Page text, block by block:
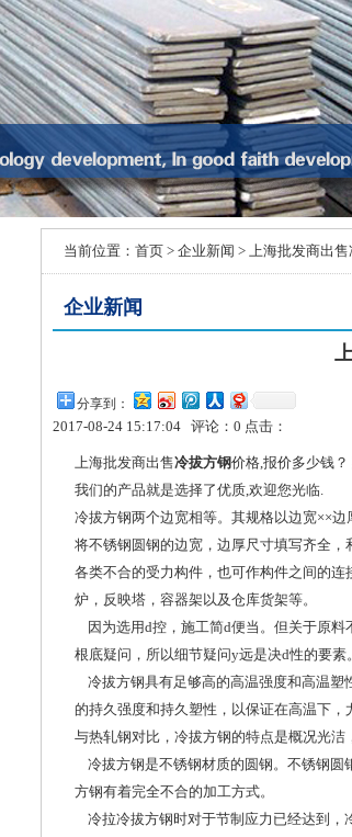
当前位置： 首页 > 企业新闻 > 上海批发商出
企业新闻
分享到：
2017-08-24 15:17:04 评论： 0 点击：
上海批发商出售冷拔方钢价格,报价多少钱
我们的产品就是选择了优质,欢迎您光临.
冷拔方钢两个边宽相等。其规格以边宽××
将不锈钢圆钢的边宽，边厚尺寸填写齐全
各类不合的受力构件，也可作构件之间的
炉，反映塔，容器架以及仓库货架等。
因为选用d控，施工简d便当。但关于原料
根底疑问，所以细节疑问y远是决d性的要
冷拔方钢具有足够高的高温强度和高温塑
的持久强度和持久塑性，以保证在高温下
与热轧钢对比，冷拔方钢的特点是概况光洁
冷拔方钢是不锈钢材质的圆钢。不锈钢圆
方钢有着完全不合的加工方式。
冷拉冷拔方钢时对于节制应力已经达到，